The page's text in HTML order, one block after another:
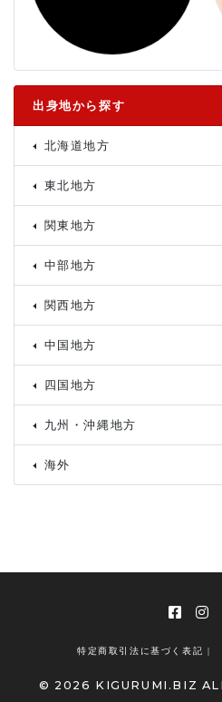
出身地から探す
北海道地方
東北地方
関東地方
中部地方
関西地方
中国地方
四国地方
九州・沖縄地方
海外
特定商取引法に基づく表記 |
© 2026 KIGURUMI.BIZ